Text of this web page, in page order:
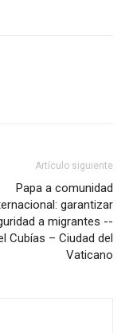
Artículo siguiente
Papa a comunidad
garantizar
a migrantes --
Cubías – Ciudad del
Vaticano